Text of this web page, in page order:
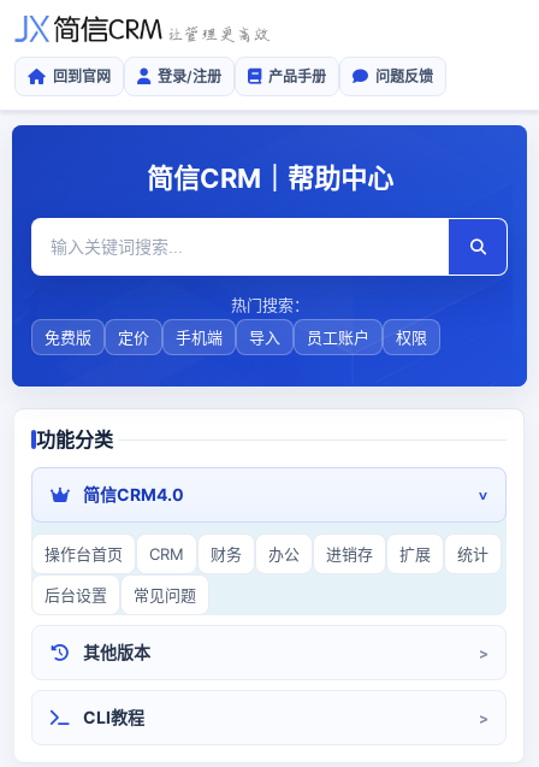
回到官网 登录/注册 产品手册 问题反馈
简信CRM｜帮助中心
热门搜索：
免费版
定价 手机端 导入 员工账户 权限
功能分类
简信CRM4.0
操作台首页 CRM 财务 办公 进销存 扩展 统计
后台设置 常见问题
其他版本
CLI教程